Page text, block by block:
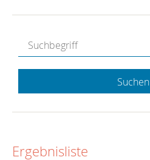
Suchen
Ergebnisliste